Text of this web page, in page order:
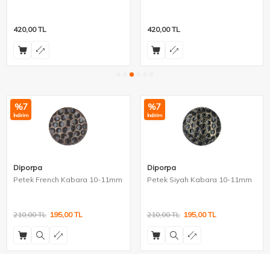
420,00TL 420,00TL
%7
İndirim
Diporpa
Petek French Kabara 10-11mm
210,00TL 195,00TL
%7
İndirim
Diporpa
Petek Siyah Kabara 10-11mm
210,00TL 195,00TL